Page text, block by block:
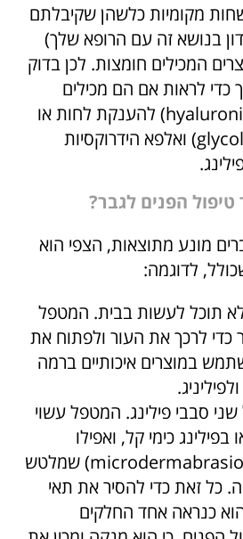
מקומיות כלשהן שקיבלתם
בנושא זה עם הרופא שלך)
המכילים חומצות. לכן בדוק
כדי לראות אם הם מכילים
חומצה היאלורונית (hyaluronic) להענקת לחות או
חומצות גליקוליות (glycolic) ואלפא הידרוקסיות
הפנים לגבר?
מונע מתוצאות, הצפי הוא
לדוגמה:
תוכל לעשות בבית. המטפל
כדי לרכך את העור ולפתוח את
במוצרים איכותיים ברמה
סבבי פילינג. המטפל עשוי
כימי קל, ואפילו
במיקרו-דרמבריישן (microdermabrasion) שמלטש
כל זאת כדי להסיר את תאי
כנראה אחד החלקים